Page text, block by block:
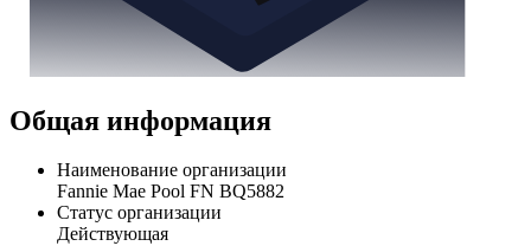
Общая информация
Наименование организации
Fannie Mae Pool FN BQ5882
Статус организации
Действующая